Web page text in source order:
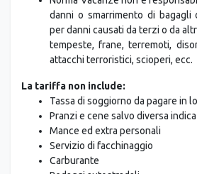
danni o smarrimento di
per danni causati da terzi o da
tempeste, frane, terremoti,
attacchi terroristici, scioperi, ecc.
Tassa di soggiorno da pagare in
Pranzi e cene salvo diversa
Mance ed extra personali
Servizio di facchinaggio
Carburante
Pedaggi autostradali